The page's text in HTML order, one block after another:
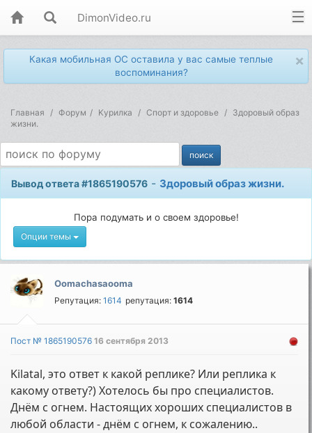
DimonVideo.ru
×
Какая мобильная ОС оставила у вас самые теплые
воспоминания?
Главная Форум Kурилка Спорт и здоровье
Здоровый образ
жизни.
Вывод ответа #1865190576 - Здоровый образ жизни.
Пора подумать и о своем здоровье!
Опции темы
Oomachasaooma
Репутация:1614 репутация:1614
Пост № 186519057616 сентября 2013
Kilatal, это ответ к какой реплике? Или реплика к
какому ответу?) Хотелось бы про специалистов.
Днём с огнем. Настоящих хороших специалистов в
любой области - днём с огнем, к сожалению..